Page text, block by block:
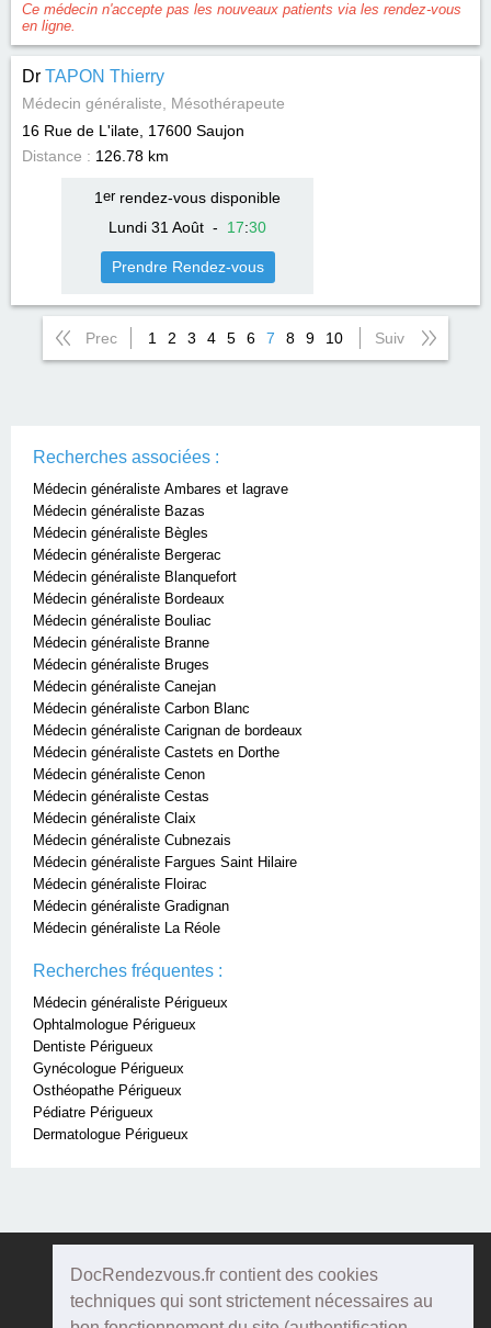
DocRendezvous.fr contient des cookies
techniques qui sont strictement nécessaires au
Ce médecin n'accepte pas les nouveaux patients via les rendez-vous
en ligne.
Dr TAPON Thierry
Médecin généraliste, Mésothérapeute
16 Rue de L'ilate, 17600 Saujon
Distance : 126.78 km
1 errendez-vous disponible
Lundi 31 Août - 17:30
Prendre Rendez-vous
Prec 1 2 3 4 5 6 7 8 9 10 Suiv
Recherches associées :
Médecin généraliste Ambares et lagrave
Médecin généraliste Bazas
Médecin généraliste Bègles
Médecin généraliste Bergerac
Médecin généraliste Blanquefort
Médecin généraliste Bordeaux
Médecin généraliste Bouliac
Médecin généraliste Branne
Médecin généraliste Bruges
Médecin généraliste Canejan
Médecin généraliste Carbon Blanc
Médecin généraliste Carignan de bordeaux
Médecin généraliste Castets en Dorthe
Médecin généraliste Cenon
Médecin généraliste Cestas
Médecin généraliste Claix
Médecin généraliste Cubnezais
Médecin généraliste Fargues Saint Hilaire
Médecin généraliste Floirac
Médecin généraliste Gradignan
Médecin généraliste La Réole
Recherches fréquentes :
Médecin généraliste Périgueux
Ophtalmologue Périgueux
Dentiste Périgueux
Gynécologue Périgueux
Osthéopathe Périgueux
Pédiatre Périgueux
Dermatologue Périgueux
DocRendezvous